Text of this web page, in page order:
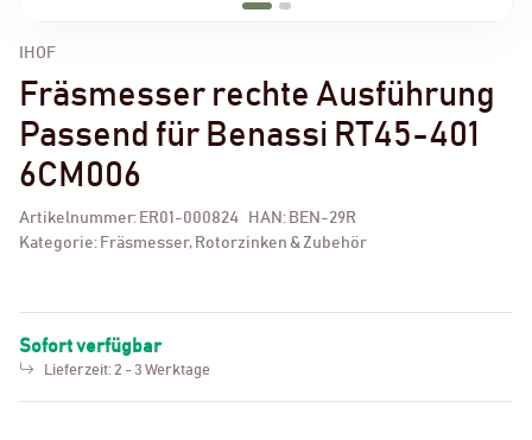
IHOF
Fräsmesser rechte Ausführung
Passend für Benassi RT45-401
6CM006
Artikelnummer: ER01-000824 HAN: BEN-29R
Kategorie: Fräsmesser, Rotorzinken & Zubehör
Sofort verfügbar
Lieferzeit: 2 - 3 Werktage